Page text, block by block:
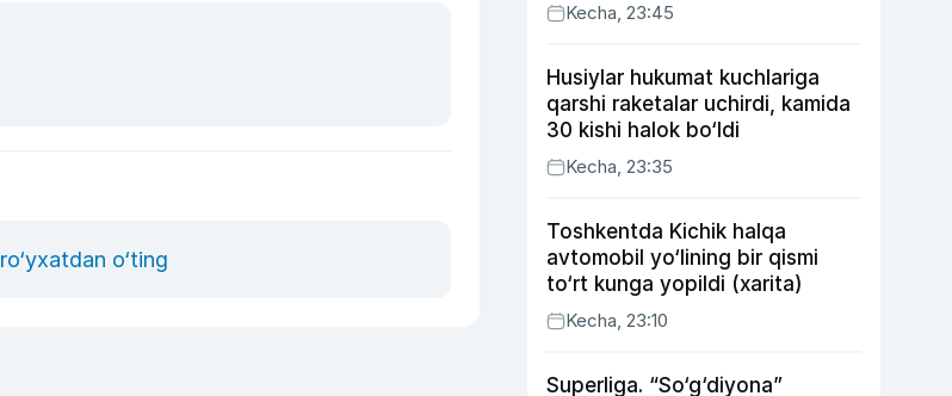
ro‘yxatdan o‘ting
Kecha, 23:45
Husiylar hukumat kuchlariga
qarshi raketalar uchirdi, kamida
30 kishi halok bo‘ldi
Kecha, 23:35
Toshkentda Kichik halqa
avtomobil yo‘lining bir qismi
to‘rt kunga yopildi (xarita)
Kecha, 23:10
Superliga. “So‘g‘diyona”